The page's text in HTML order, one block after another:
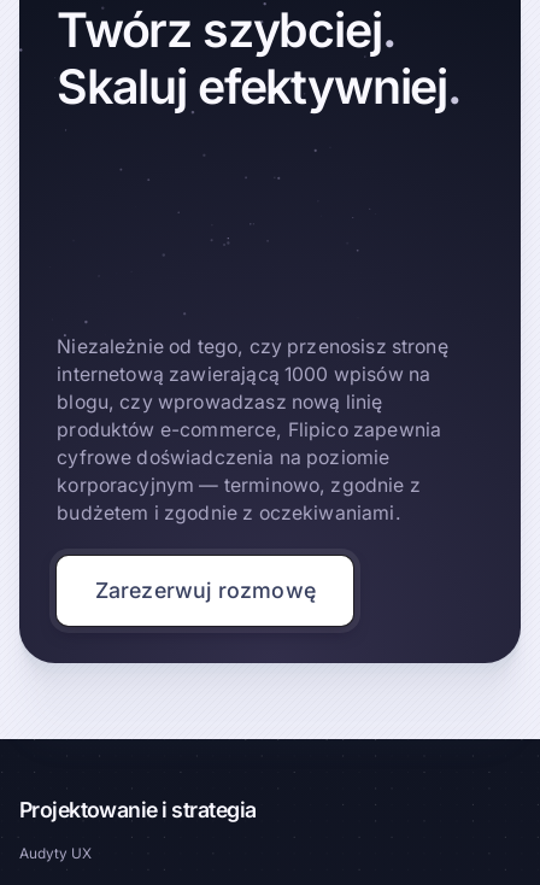
Twórz szybciej.
Skaluj efektywniej.
Niezależnie od tego, czy przenosisz stronę
internetową zawierającą 1000 wpisów na
blogu, czy wprowadzasz nową linię
produktów e-commerce, Flipico zapewnia
cyfrowe doświadczenia na poziomie
korporacyjnym — terminowo, zgodnie z
budżetem i zgodnie z oczekiwaniami.
Zarezerwuj rozmowę
Projektowanie i strategia
Audyty UX